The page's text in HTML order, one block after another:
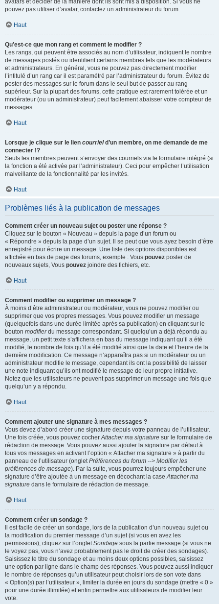
avatars et décider de la manière dont ils sont mis à disposition. Si vous ne
pouvez pas utiliser d’avatar, contactez un administrateur du forum.
Haut
Qu’est-ce que mon rang et comment le modifier ?
Les rangs, qui peuvent être associés au nom d’utilisateur, indiquent le nombre
de messages postés ou identifient certains membres tels que les modérateurs
et administrateurs. En général, vous ne pouvez pas directement modifier
l’intitulé d’un rang car il est paramétré par l’administrateur du forum. Évitez de
poster des messages sur le forum dans le seul but de passer au rang
supérieur. Sur la plupart des forums, cette pratique est rarement tolérée et un
modérateur (ou un administrateur) peut facilement abaisser votre compteur de
messages.
Haut
Lorsque je clique sur le lien courrield’un membre, on me demande de me
connecter !?
Seuls les membres peuvent s’envoyer des courriels via le formulaire intégré (si
la fonction a été activée par l’administrateur). Ceci pour empêcher l’utilisation
malveillante de la fonctionnalité par les invités.
Haut
Problèmes liés à la publication de messages
Comment créer un nouveau sujet ou poster une réponse ?
Cliquez sur le bouton « Nouveau » depuis la page d’un forum ou
« Répondre » depuis la page d’un sujet. Il se peut que vous ayez besoin d’être
enregistré pour écrire un message. Une liste des options disponibles est
affichée en bas de page des forums, exemple : Vous pouvez poster de
nouveaux sujets, Vous pouvez joindre des fichiers, etc.
Haut
Comment modifier ou supprimer un message ?
À moins d’être administrateur ou modérateur, vous ne pouvez modifier ou
supprimer que vos propres messages. Vous pouvez modifier un message
(quelquefois dans une durée limitée après sa publication) en cliquant sur le
bouton modifierdu message correspondant. Si quelqu’un a déjà répondu au
message, un petit texte s’affichera en bas du message indiquant qu’il a été
modifié, le nombre de fois qu’il a été modifié ainsi que la date et l’heure de la
dernière modification. Ce message n’apparaîtra pas si un modérateur ou un
administrateur modifie le message, cependant ils ont la possibilité de laisser
une note indiquant qu’ils ont modifié le message de leur propre initiative.
Notez que les utilisateurs ne peuvent pas supprimer un message une fois que
quelqu’un y a répondu.
Haut
Comment ajouter une signature à mes messages ?
Vous devez d’abord créer une signature depuis votre panneau de l’utilisateur.
Une fois créée, vous pouvez cocherAttacher ma signature sur le formulaire de
rédaction de message. Vous pouvez aussi ajouter la signature par défaut à
tous vos messages en activant l’option « Attacher ma signature » à partir du
panneau de l’utilisateur (ongletPréférences du forum --> Modifier les
préférences de message). Par la suite, vous pourrez toujours empêcher une
signature d’être ajoutée à un message en décochant la caseAttacher ma
signature dans le formulaire de rédaction de message.
Haut
Comment créer un sondage ?
Il est facile de créer un sondage, lors de la publication d’un nouveau sujet ou
la modification du premier message d’un sujet (si vous en avez les
permissions), cliquez sur l’ongletSondage sous la partie message (si vous ne
le voyez pas, vous n’avez probablement pas le droit de créer des sondages).
Saisissez le titre du sondage et au moins deux options possibles, saisissez
une option par ligne dans le champ des réponses. Vous pouvez aussi indiquer
le nombre de réponses qu’un utilisateur peut choisir lors de son vote dans
« Option(s) par l’utilisateur », limiter la durée en jours du sondage (mettre « 0 »
pour une durée illimitée) et enfin permettre aux utilisateurs de modifier leur
vote.